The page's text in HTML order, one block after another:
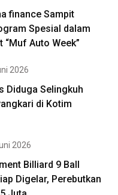
finance Sampit
Spesial dalam
“Muf Auto Week”
2026
Diduga Selingkuh
di Kotim
2026
Billiard 9 Ball
Digelar, Perebutkan